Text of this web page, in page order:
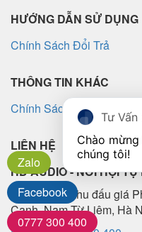
HƯỚNG DẪN SỬ DỤNG
Chính Sách Đổi Trả
THÔNG TIN KHÁC
Chính Sách Vận Chuyển
LIÊN HỆ
HD AUDIO - NƠI HỘI
Lô TT5-10, Khu đấu giá
Canh, Nam Từ Liêm, Hà
Zalo
Facebook
0777 300 400
Tư
Chào
chúng tôi!